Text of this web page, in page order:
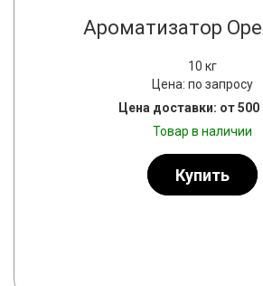
Ароматизатор
10 кг
Цена: по запросу
Цена доставки: от 500
Товар в наличии
Купить